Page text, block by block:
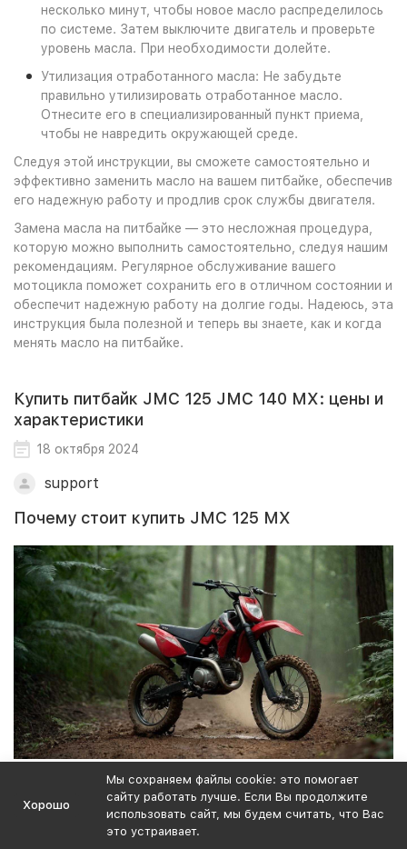
несколько минут, чтобы новое масло распределилось
по системе. Затем выключите двигатель и проверьте
уровень масла. При необходимости долейте.
Утилизация отработанного масла: Не забудьте
правильно утилизировать отработанное масло.
Отнесите его в специализированный пункт приема,
чтобы не навредить окружающей среде.
Следуя этой инструкции, вы сможете самостоятельно и
эффективно заменить масло на вашем питбайке, обеспечив
его надежную работу и продлив срок службы двигателя.
Замена масла на питбайке — это несложная процедура,
которую можно выполнить самостоятельно, следуя нашим
рекомендациям. Регулярное обслуживание вашего
мотоцикла поможет сохранить его в отличном состоянии и
обеспечит надежную работу на долгие годы. Надеюсь, эта
инструкция была полезной и теперь вы знаете, как и когда
менять масло на питбайке.
Купить питбайк JMC 125 JMC 140 MX: цены и
характеристики
18 октября 2024
support
Почему стоит купить JMC 125 MX
Ищете баланс между мощностью и управляемостью? JMC
125 MX идеально подходит для начинающих, так и для
опытных райдеров, которые хотят испытать адреналин на
Хорошо
Мы сохраняем файлы cookie: это помогает
сайту работать лучше. Если Вы продолжите
использовать сайт, мы будем считать, что Вас
это устраивает.